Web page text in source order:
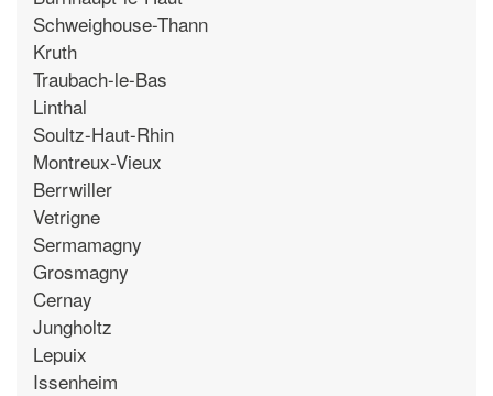
Schweighouse-Thann
Kruth
Traubach-le-Bas
Linthal
Soultz-Haut-Rhin
Montreux-Vieux
Berrwiller
Vetrigne
Sermamagny
Grosmagny
Cernay
Jungholtz
Lepuix
Issenheim